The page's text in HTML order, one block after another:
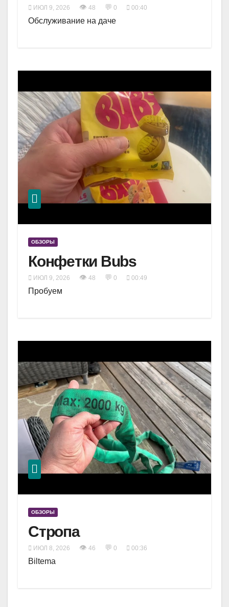
ИЮЛ 9, 2026 👁 48 💬 0 00:40
Обслуживание на даче
ОБЗОРЫ
Конфетки Bubs
ИЮЛ 9, 2026 👁 48 💬 0 00:49
Пробуем
ОБЗОРЫ
Стропа
ИЮЛ 8, 2026 👁 46 💬 0 00:36
Biltema